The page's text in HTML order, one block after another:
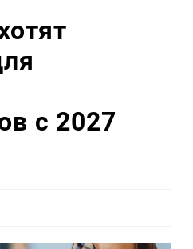
с 2027